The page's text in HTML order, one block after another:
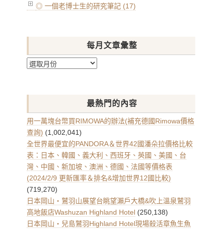
◎ 一個老博士生的研究筆記 (17)
每月文章彙整
每
章
整
最熱門的內容
用一萬塊台幣買RIMOWA的辦法(補充德國Rimowa價格
查詢) (1,002,041)
全世界最便宜的PANDORA＆世界42國潘朵拉價格比較
表：日本、韓國、義大利、西班牙、英國、美國、台
灣、中國、新加坡、澳洲、德國、法國等價格表
(2024/2/9 更新匯率＆排名&增加世界12國比較)
(719,270)
日本岡山・鷲羽山展望台眺望瀨戶大橋&吹上溫泉鷲羽
高地飯店Washuzan Highland Hotel (250,138)
日本岡山・兒島鷲羽Highland Hotel現場殺活章魚生魚